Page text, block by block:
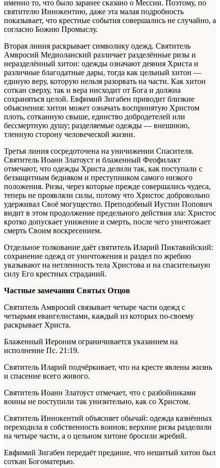
именно то, что было заранее сказано о Мессии. Поэтому, по
святителю Иннокентию, даже эта малая подробность
показывает, что крестные события совершались не случайно, а
согласно Божию Промыслу.
Вторая линия раскрывает символику одежд. Святитель
Амвросий Медиоланский различает разделённые ризы и
неразделённый хитон: одежды означают деяния Христа и
различные благодатные дары, тогда как цельный хитон —
единую веру, которую нельзя разорвать на части. Как хитон
соткан сверху, так и вера нисходит от Бога и должна
сохраняться целой. Евфимий Зигабен приводит близкие
объяснения: хитон может означать воспринятую Христом
плоть, сотканную свыше, единство добродетелей или
бессмертную душу; разделяемые одежды — внешнюю,
тленную сторону человеческой жизни.
Третья линия сосредоточена на уничижении Спасителя.
Святитель Иоанн Златоуст и блаженный Феофилакт
отмечают, что одежды Христа делили так, как поступали с
беззащитным бедняком и преступником самого низкого
положения. Ризы, через которые прежде совершались чудеса,
теперь не проявляли силы, потому что Христос добровольно
удерживал Своё могущество. Преподобный Иустин Попович
видит в этом продолжение предельного действия зла: Христос
кротко допускает унижение и смерть, после чего уничтожает
смерть Своим воскресением.
Отдельное толкование даёт святитель Иларий Пиктавийский:
сохранение одежд от уничтожения и раздел по жребию
указывают на нетленность тела Христова и на спасительную
силу Его крестных страданий.
Частные замечания Святых Отцов
Святитель Амвросий связывает четыре части одежд с
четырьмя евангелистами, каждый из которых по-своему
раскрывает Христа.
Блаженный Иероним ограничивается указанием на
исполнение Пс. 21:19.
Святитель Иларий подчёркивает, что на кресте явлены жизнь
и спасение всего живого.
Святитель Иоанн Златоуст отмечает, что с разбойниками
воины не поступили так унизительно, как со Христом.
Святитель Иннокентий объясняет обычай: одежда казнённых
переходила в собственность воинов; верхние ризы разделили
на четыре части, а о цельном хитоне бросили жребий.
Евфимий Зигабен передаёт предание, что нешитый хитон был
соткан Богоматерью.